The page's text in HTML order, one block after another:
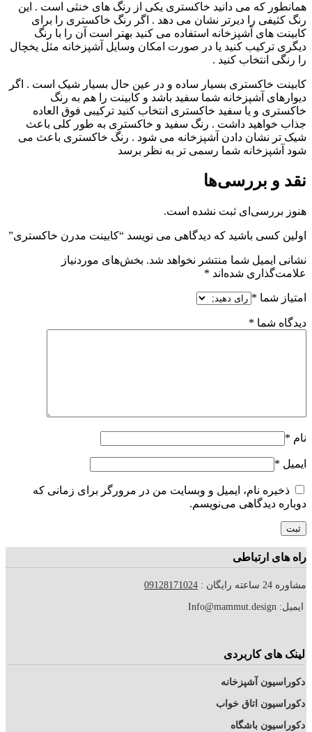
که می دانید خاکستری یکی از رنگ های خنثی است . این
را دیرتر نشان می دهد . اگر رنگ خاکستری را برای
های آشپزخانه استفاده می کنید بهتر است آن را با رنگ
ترکیب کنید یا در صورت امکان وسایل آشپزخانه مثل یخچال
انتخاب کنید .
خاکستری بسیار ساده و در عین حال بسیار شیک است . اگر
آشپزخانه شما سفید باشد و کابینت را هم به رنگ
و یا سفید خاکستری انتخاب کنید ترکیبی فوق العاده
خواهید داشت . رنگ سفید و خاکستری به طور کلی باعث
تر نشان دادن آشپزخانه می شود . رنگ خاکستری باعث می
شما رسمی تر به نظر برسد
و بررسی‌ها
بررسی‌ای ثبت نشده است.
کسی باشید که دیدگاهی می نویسد “کابینت مدرن خاکستری”
ایمیل شما منتشر نخواهد شد. بخش‌های موردنیاز
شده‌اند*
شما *
شما *
*
نام، ایمیل و وبسایت من در مرورگر برای زمانی که
دیدگاهی می‌نویسم.
ارتباطی
رایگان : 09128171024
های کاربردی
آشپزخانه
اتاق خواب
باشگاه